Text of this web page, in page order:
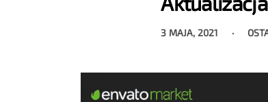
3 MAJA, 2021